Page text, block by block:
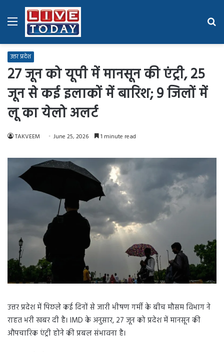
Menu
उत्तर प्रदेश
27 जून को यूपी में मानसून की एंट्री, 25
जून से कई इलाकों में बारिश; 9 जिलों में
लू का येलो अलर्ट
TAKVEEM June 25, 2026 1 minute read
उत्तर प्रदेश में पिछले कई दिनों से जारी भीषण गर्मी के बीच मौसम विभाग ने
राहत भरी खबर दी है। IMD के अनुसार, 27 जून को प्रदेश में मानसून की
औपचारिक एंट्री होने की प्रबल संभावना है।